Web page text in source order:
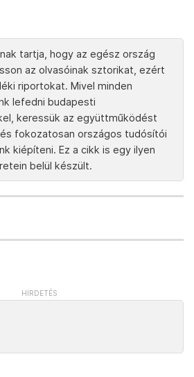
tartja, hogy az egész ország
az olvasóinak sztorikat, ezért
riportokat. Mivel minden
lefedni budapesti
keressük az együttműködést
fokozatosan országos tudósítói
kiépíteni. Ez a cikk is egy ilyen
belül készült.